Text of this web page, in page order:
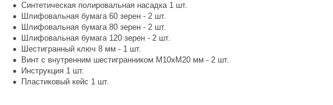
Синтетическая полировальная насадка 1 шт.
Шлифовальная бумага 60 зерен - 2 шт.
Шлифовальная бумага 80 зерен - 2 шт.
Шлифовальная бумага 120 зерен - 2 шт.
Шестигранный ключ 8 мм - 1 шт.
Винт с внутренним шестигранником М10хМ20 мм - 2 шт.
Инструкция 1 шт.
Пластиковый кейс 1 шт.